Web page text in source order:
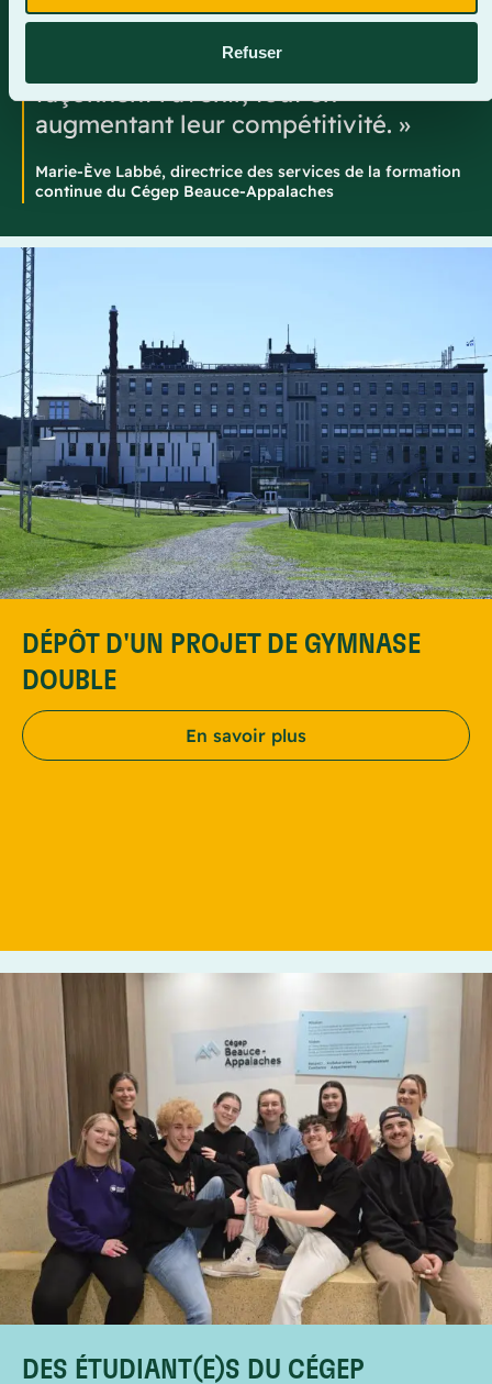
Refuser
beauceronnes de s'aligner sur les
pratiques économiques durables qui
façonnent l'avenir, tout en
augmentant leur compétitivité. »
Marie-Ève Labbé, directrice des services de la formation
continue du Cégep Beauce-Appalaches
DÉPÔT D'UN PROJET DE GYMNASE
DOUBLE
En savoir plus
DES ÉTUDIANT(E)S DU CÉGEP